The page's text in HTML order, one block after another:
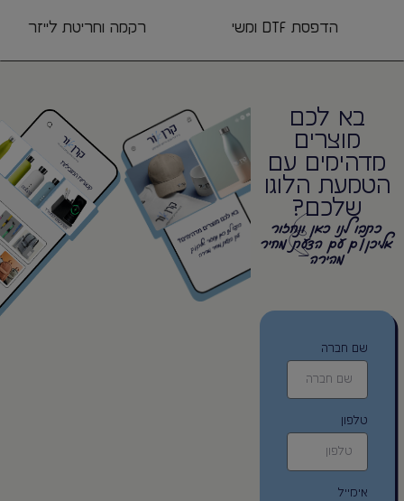
הדפסת DTF ומשי רקמה וחריטת לייזר
בא לכם
מוצרים
מדהימים עם
הטמעת הלוגו
שלכם?
כתבו לנו כאן ונחזור
אליכן/ם עם הצעת מחיר
מהירה
שם חברה
טלפון
אימייל